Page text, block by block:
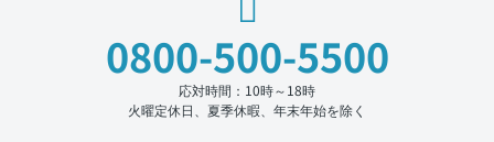
0800-500-5500
応対時間：10時～18時
火曜定休日、夏季休暇、年末年始を除く